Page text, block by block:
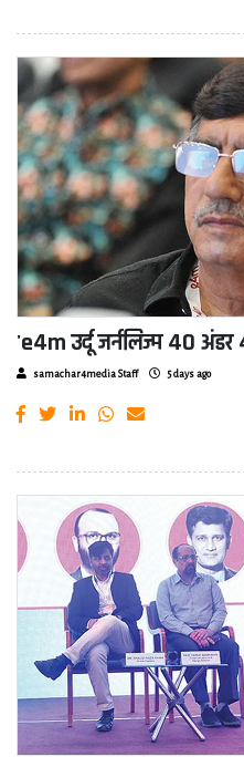
'e4m उर्दू जर्नलिज्म 40
samachar4media Staff 5 days ago